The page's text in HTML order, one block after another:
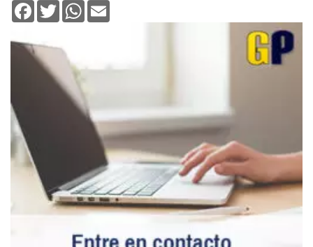
Facebook
TwitterWhatsApp